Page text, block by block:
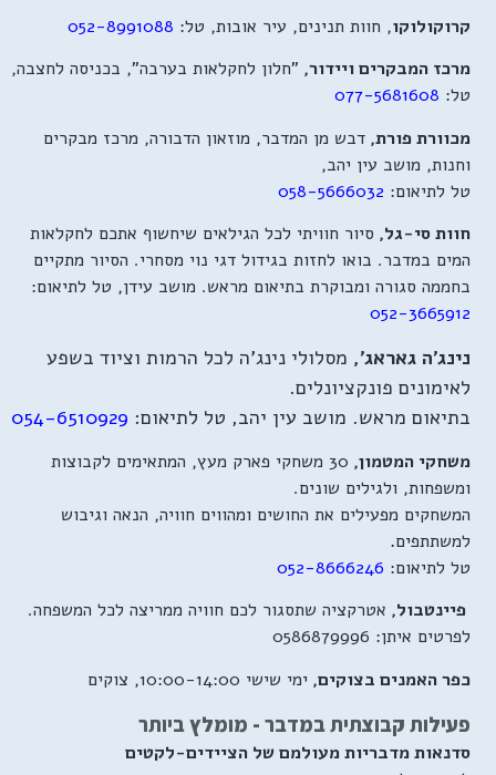
קרוקולוקו, חוות תנינים, עיר אובות, טל: 052-8991088
מרכז המבקרים ויידור, "חלון לחקלאות בערבה", בכניסה לחצבה,
טל: 077-5681608
מכוורת פורת, דבש מן המדבר, מוזאון הדבורה, מרכז מבקרים
וחנות, מושב עין יהב,
טל לתיאום: 058-5666032
חוות סי-גל, סיור חוויתי לכל הגילאים שיחשוף אתכם לחקלאות
המים במדבר. בואו לחזות בגידול דגי נוי מסחרי. הסיור מתקיים
בחממה סגורה ומבוקרת בתיאום מראש. מושב עידן, טל לתיאום:
052-3665912
נינג'ה גאראג', מסלולי נינג'ה לכל הרמות וציוד בשפע
לאימונים פונקציונלים.
בתיאום מראש. מושב עין יהב, טל לתיאום: 054-6510929
משחקי המטמון,
30 משחקי פארק מעץ, המתאימים לקבוצות
ומשפחות, ולגילים שונים.
המשחקים מפעילים את החושים ומהווים חוויה, הנאה וגיבוש
למשתתפים.
טל לתיאום: 052-8666246
פיינטבול, אטרקציה שתסגור לכם חוויה ממריצה לכל המשפחה.
לפרטים איתן: 0586879996
כפר האמנים בצוקים, ימי שישי 10:00-14:00, צוקים
פעילות קבוצתית במדבר - מומלץ ביותר
סדנאות מדבריות מעולמם של הציידים-לקטים